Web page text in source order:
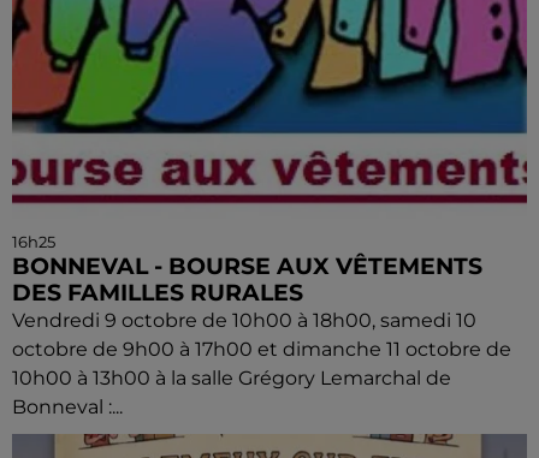
16h25
BONNEVAL - BOURSE AUX VÊTEMENTS
DES FAMILLES RURALES
Vendredi 9 octobre de 10h00 à 18h00, samedi 10
octobre de 9h00 à 17h00 et dimanche 11 octobre de
10h00 à 13h00 à la salle Grégory Lemarchal de
Bonneval :...